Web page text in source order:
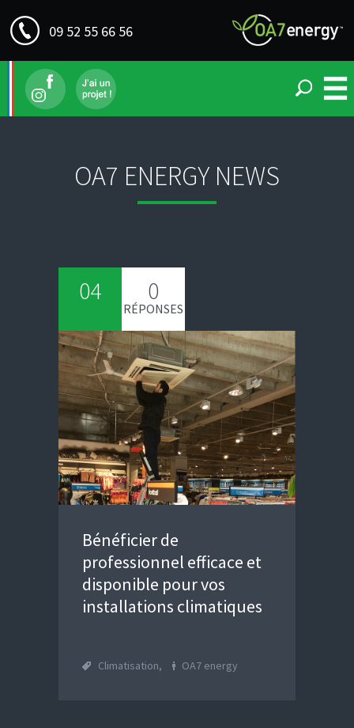
09 52 55 66 56
OA7 ENERGY NEWS
04 0
RÉPONSES
Bénéficier de
professionnel efficace et
disponible pour vos
installations climatiques
Climatisation, OA7 energy